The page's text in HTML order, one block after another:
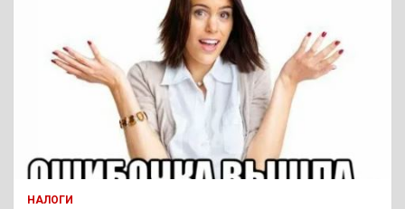
НАЛОГИ